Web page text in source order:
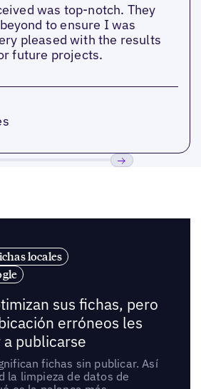
was top-notch. They
to ensure I was
pleased with the results
future projects.
locales
sus fichas, pero
erróneos les
publicarse
fichas sin publicar. Así
la limpieza de datos de